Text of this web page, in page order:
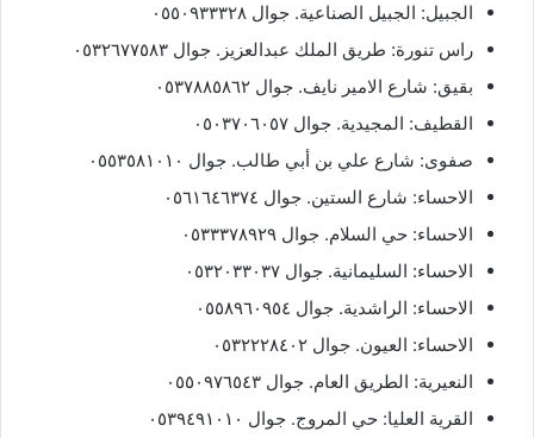
الجبيل: الجبيل الصناعية. جوال ٠٥٥٠٩٣٣٣٢٨
راس تنورة: طريق الملك عبدالعزيز. جوال ٠٥٣٢٦٧٧٥٨٣
بقيق: شارع الامير نايف. جوال ٠٥٣٧٨٨٥٨٦٢
القطيف: المجيدية. جوال ٠٥٠٣٧٠٦٠٥٧
صفوى: شارع علي بن أبي طالب. جوال ٠٥٥٣٥٨١٠١٠
الاحساء: شارع الستين. جوال ٠٥٦١٦٤٦٣٧٤
الاحساء: حي السلام. جوال ٠٥٣٣٣٧٨٩٢٩
الاحساء: السليمانية. جوال ٠٥٣٢٠٣٣٠٣٧
الاحساء: الراشدية. جوال ٠٥٥٨٩٦٠٩٥٤
الاحساء: العيون. جوال ٠٥٣٢٢٢٨٤٠٢
النعيرية: الطريق العام. جوال ٠٥٥٠٩٧٦٥٤٣
القرية العليا: حي المروج. جوال ٠٥٣٩٤٩١٠١٠